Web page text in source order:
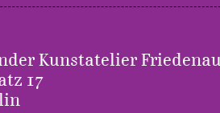
Kunstatelier
17